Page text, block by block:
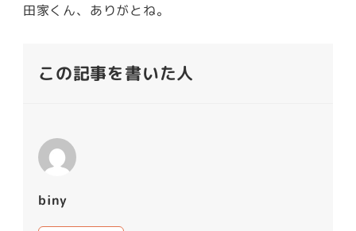
田家くん、ありがとね。
この記事を書いた人
biny